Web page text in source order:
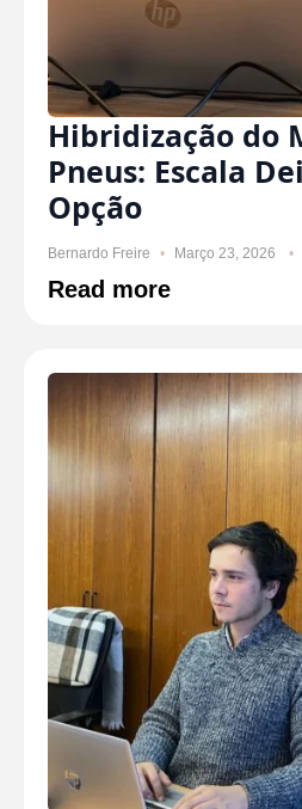
Hibridização do
Pneus: Escala
Opção
Bernardo Freire Março 23, 2026
Read more